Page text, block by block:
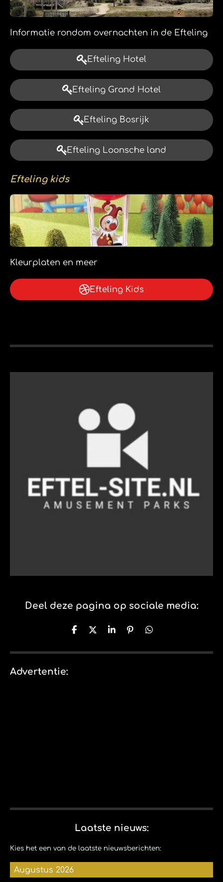
Informatie rondom overnachten in de Efteling
Efteling Hotel
Efteling Grand Hotel
Efteling Bosrijk
Efteling Loonsche land
Efteling kids
Kleurplaten en meer
Efteling Kids
Deel deze pagina op sociale media:
D
l
D
e
S
a
P
n
D
l
Advertentie:
Laatste nieuws:
Kies het een van de laatste nieuwsberichten:
Augustus 2026